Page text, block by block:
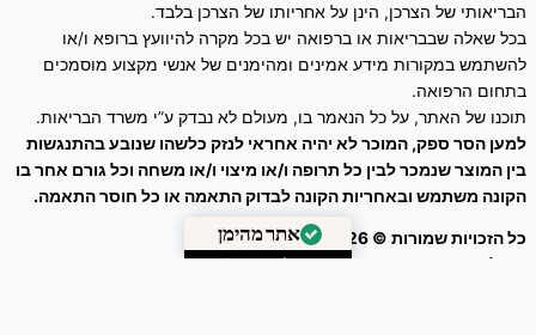
הבריאותי של הצרכן, הינן על אחריותו של הצרכן בלבד.
בכל שאלה שבבריאות או ברפואה יש בכל מקרה להיוועץ ברופא ו/או
להשתמש במקורות מידע אמינים ומהימנים של אנשי מקצוע מוסמכים
בתחום הרפואה.
תוכנו של האתר, על כל הנאמר בו, מעולם לא נבדק ע”י משרד הבריאות.
למען הסר ספק, המוכר לא יהיה אחראי לנזק כלשהו שנובע בהתנגשות
בין המוצר שנמכר לבין כל תרופה ו/או מיצוי ו/או משחה וכל גורם אחר בו
הקונה משתמש ובאחריות הקונה לבדוק התאמה או כל חוסר התאמה.
כל הזכויות שמורות © 2026
זרעים מציון
ניהול אתר – עיצוב ושיווק דיגיטלי :Webeing Digital
אתר מהימן